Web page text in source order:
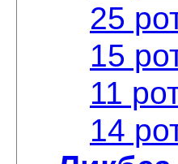
25
15
11
14